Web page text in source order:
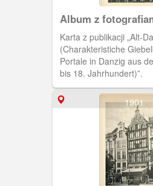
Album z
Kuhna
Karta z publikacji „Alt-
(Charakteristiche
Portale in Danzig aus
bis 18. Jahrhundert)”.
1901